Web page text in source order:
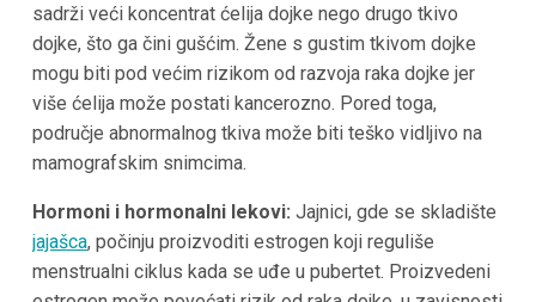
sadrži veći koncentrat ćelija dojke nego drugo tkivo
dojke, što ga čini gušćim. Žene s gustim tkivom dojke
mogu biti pod većim rizikom od razvoja raka dojke jer
više ćelija može postati kancerozno. Pored toga,
područje abnormalnog tkiva može biti teško vidljivo na
mamografskim snimcima.
Hormoni i hormonalni lekovi: Jajnici, gde se skladište
jajašca, počinju proizvoditi estrogen koji reguliše
menstrualni ciklus kada se uđe u pubertet. Proizvedeni